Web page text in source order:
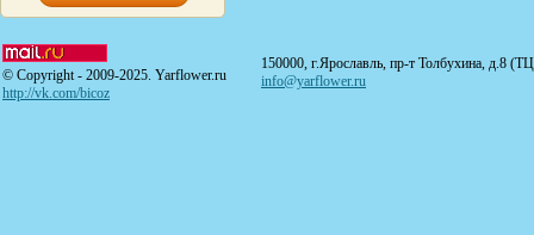
© Copyright - 2009-2025. Yarflower.ru
http://vk.com/bicoz
150000, г.Ярославль, пр-т Толбухина, д.8
info@yarflower.ru